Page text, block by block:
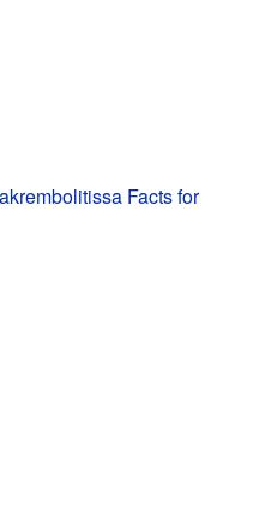
Facts for